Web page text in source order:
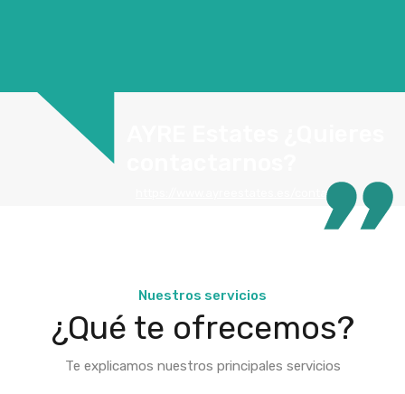
https://www.ayreestates.es/contacto
Nuestros servicios
¿Qué te ofrecemos?
Te explicamos nuestros principales servicios